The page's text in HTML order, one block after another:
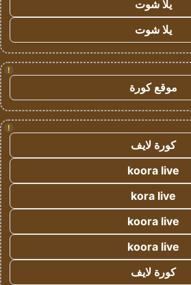
يلا شوت
يلا شوت
!
موقع كورة
!
كورة لايف
koora live
kora live
koora live
koora live
كورة لايف